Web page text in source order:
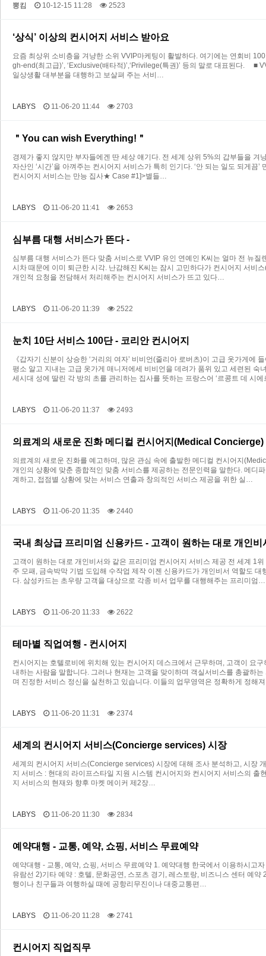
뽕킴 10-12-15 11:28 2523
‘상식’ 이상의 컨시어지 서비스 받아요
요즘 최상위 소비층을 겨냥한 소위 VVIP마케팅이 활발하다. 여기에는 연회비
gh-end(최고급)’, ‘Exclusive(배타적)’,‘Privilege(특권)’ 등의 말로 대표된다. ■
일상생활 대부분을 대행하고 보살펴 주는 서비…
LABYS 11-06-20 11:44 2703
＂You can wish Everything!＂
경제가 좋지 않지만 부자들에겐 딴 세상 얘기다. 전 세계 상위 5%의 갑부들을
자산인 ‘시간’을 아껴주는 컨시어지 서비스가 특히 인기다. ‘안 되는 일도 되게
컨시어지 서비스는 만능 집사★ Case #1]>별들…
LABYS 11-06-20 11:41 2653
심부름 대행 서비스가 뜬다 -
심부름 대행 서비스가 뜬다 맞춤 서비스로 VVIP 유인 연예인 K씨는 얼마 전 뉴
시차 때문에 이미 퇴근한 시각. 난감해진 K씨는 잠시 고민하다가 컨시어지 서비
개인적 요청을 전담해서 처리해주는 컨시어지 서비스가 뜨고 있다…
LABYS 11-06-20 11:39 2522
눈치 10단 서비스 100단 - 코리안 컨시어지
《갑자기 신분이 상승한 ‘거리의 여자’ 비비언(줄리아 로버츠)이 고급 옷가게
평소 알고 지내는 고급 옷가게 매니저에세 비비언을 데려가 품위 있고 세련된 숙
세시대 성에 딸린 각 방의 초를 관리하는 집사를 뜻하는 프랑스어 ‘르콩트 데 시
LABYS 11-06-20 11:37 2493
의료계의 새로운 진화 메디컬 컨시어지(Medical Concierge)
의료계의 새로운 진화를 예고하며, 많은 관심 속에 출발한 메디컬 컨시어지
개인의 상황에 맞춘 종합적인 맞춤 서비스를 제공하는 전문인력을 말한다. 메디
계하고, 접점별 상황에 맞는 서비스 연출과 창의적인 서비스 제공을 위한 실…
LABYS 11-06-20 11:35 2440
국내 최상급 프리미엄 신용카드 - 고객이 원하는 대로 개인
고객이 원하는 대로 개인비서와 같은 프리미엄 컨시어지 서비스 제공 전 세계 1
주 모패, 금속박막 기법 도입해 수작업 제작 이젠 신용카드가 개인비서 역할도
다. 삼성카드는 초우량 고객을 대상으로 각종 비서 업무를 대행해주는 프리미엄…
LABYS 11-06-20 11:33 2622
테마별 직업여행 - 컨시어지
컨시어지는 호텔로비에 위치해 있는 컨시어지 데스크에서 근무하며, 고객이 요
내하는 사람을 말합니다. 그러나 현재는 고객을 맞이하며 객실서비스를 총괄하
며 진정한 서비스 정신을 실천하고 있습니다. 이들의 업무영역은 정확하게 정해
LABYS 11-06-20 11:31 2374
세계의 컨시어지 서비스(Concierge services) 시장
세계의 컨시어지 서비스(Concierge services) 시장에 대해 조사 분석하고, 시장
지 서비스 : 현대의 라이프스타일 지원 시스템 컨시어지와 컨시어지 서비스의
지 서비스의 현재와 향후 마켓 메이커 제2장…
LABYS 11-06-20 11:30 2834
예약대행 - 교통, 예약, 쇼핑, 서비스 무료예약
예약대행 - 교통, 예약, 쇼핑, 서비스 무료예약 1. 예약대행 한국에서 이용하시고
유람선 2)기타 예약 : 호텔, 문화공연, 스포츠 경기, 레스토랑, 비즈니스 센터 예
행이나 친구들과 여행하실 때에 공항리무진이나 대중교통편…
LABYS 11-06-20 11:28 2741
컨시어지 직업직무